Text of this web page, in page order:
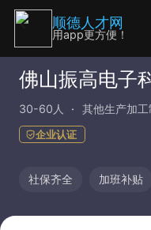
佛山振高电子
30-60人 其他生产加工
企业认证
社保齐全 加班补贴
顺德人才网
用app更方便！